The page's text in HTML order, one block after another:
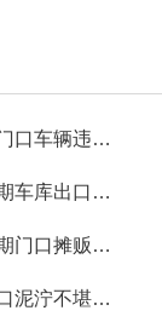
武江区惠民街道某中学门口车辆违停问题
武江区西联镇某小区二期车库出口外的道路乱停车问题
武江区西联镇某小区二期门口摊贩摆卖扰民问题
武江区西联镇某小区门口泥泞不堪问题